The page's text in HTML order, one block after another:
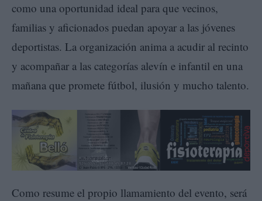
como una oportunidad ideal para que vecinos,
familias y aficionados puedan apoyar a las jóvenes
deportistas. La organización anima a acudir al recinto
y acompañar a las categorías alevín e infantil en una
mañana que promete fútbol, ilusión y mucho talento.
Como resume el propio llamamiento del evento, será